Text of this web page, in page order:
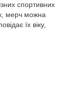
спортивних
мерч можна
їх віку,